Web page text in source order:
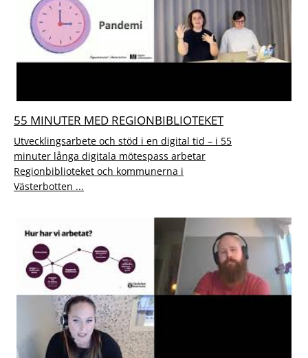
55 MINUTER MED REGIONBIBLIOTEKET
Utvecklingsarbete och stöd i en digital tid – i 55
minuter långa digitala mötespass arbetar
Regionbiblioteket och kommunerna i
Västerbotten ...